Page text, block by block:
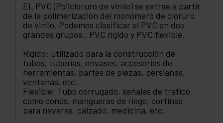
EL PVC (Policloruro de vinilo) se extrae a partir
de la polimerización del monómero de cloruro
de vinilo. Podemos clasificar el PVC en dos
grandes grupos., PVC rígido y PVC flexible.
Rígido: utilizado para la construcción de
tubos, tuberías, envases, accesorios de
herramientas, partes de piezas, persianas,
ventanas, etc.
Flexible: Tubo corrugado, señales de trafico
como conos. mangueras de riego, cortinas
para neveras, calzado, medicina, etc.